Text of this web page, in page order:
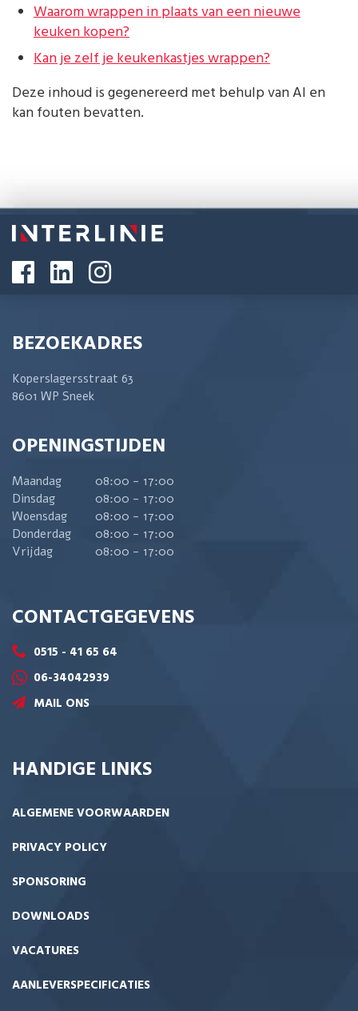
Waarom wrappen in plaats van een nieuwe
keuken kopen?
Kan je zelf je keukenkastjes wrappen?
Deze inhoud is gegenereerd met behulp van AI en
kan fouten bevatten.
BEZOEKADRES
Koperslagersstraat 63
8601 WP Sneek
OPENINGSTIJDEN
Maandag
08:00 - 17:00
Dinsdag
08:00 - 17:00
Woensdag
08:00 - 17:00
Donderdag
08:00 - 17:00
Vrijdag
08:00 - 17:00
CONTACTGEGEVENS
0515 - 41 65 64
06-34042939
MAIL ONS
HANDIGE LINKS
ALGEMENE VOORWAARDEN
PRIVACY POLICY
SPONSORING
DOWNLOADS
VACATURES
AANLEVERSPECIFICATIES